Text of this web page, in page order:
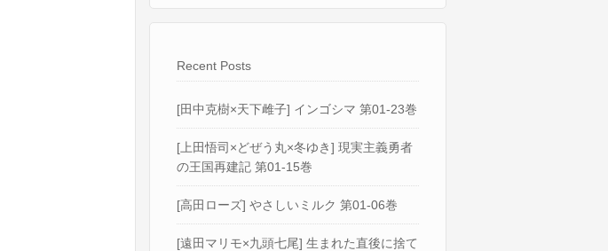
Recent Posts
[田中克樹×天下雌子] インゴシマ 第01-23巻
[上田悟司×どぜう丸×冬ゆき] 現実主義勇者
の王国再建記 第01-15巻
[高田ローズ] やさしいミルク 第01-06巻
[遠田マリモ×九頭七尾] 生まれた直後に捨て